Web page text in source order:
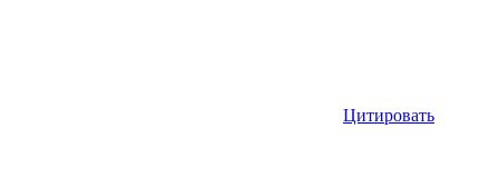
Цитировать